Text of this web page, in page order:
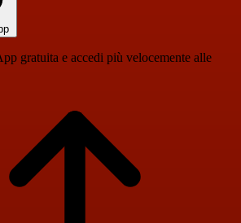
gratuita e accedi più velocemente alle